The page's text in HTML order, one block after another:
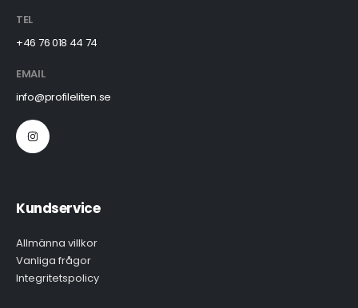
TEL
+46 76 018 44 74
EMAIL
info@profileliten.se
Kundservice
Allmänna villkor
Vanliga frågor
Integritetspolicy